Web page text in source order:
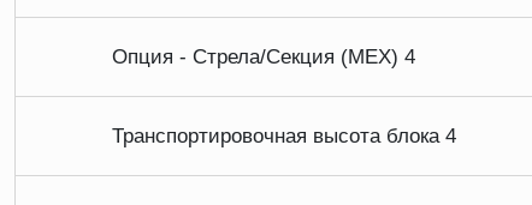
Опция - Стрела/Секция (МЕХ) 4
Транспортировочная высота блока 4